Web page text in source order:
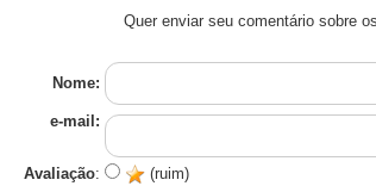
Quer enviar seu comentário sobre
Nome:
e-mail:
Avaliação:
(ruim)